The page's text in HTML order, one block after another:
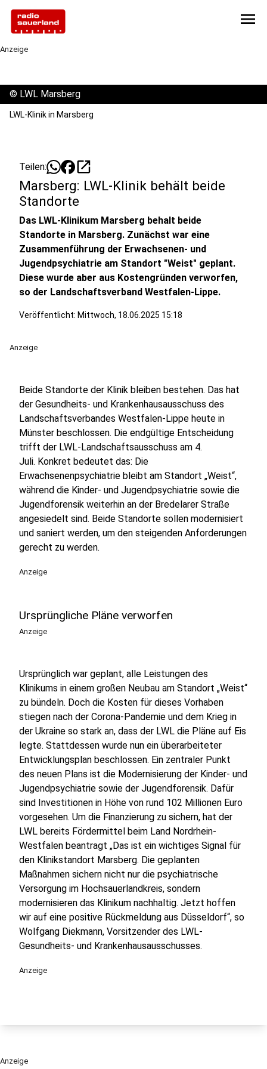
menu
Anzeige
© LWL Marsberg
LWL-Klinik in Marsberg
Teilen: open_in_new
Marsberg: LWL-Klinik behält beide
Standorte
Das LWL-Klinikum Marsberg behalt beide
Standorte in Marsberg. Zunächst war eine
Zusammenführung der Erwachsenen- und
Jugendpsychiatrie am Standort "Weist" geplant.
Diese wurde aber aus Kostengründen verworfen,
so der Landschaftsverband Westfalen-Lippe.
Veröffentlicht: Mittwoch, 18.06.2025 15:18
Anzeige
Beide Standorte der Klinik bleiben bestehen. Das hat
der Gesundheits- und Krankenhausausschuss des
Landschaftsverbandes Westfalen-Lippe heute in
Münster beschlossen. Die endgültige Entscheidung
trifft der LWL-Landschaftsausschuss am 4.
Juli. Konkret bedeutet das: Die
Erwachsenenpsychiatrie bleibt am Standort „Weist“,
während die Kinder- und Jugendpsychiatrie sowie die
Jugendforensik weiterhin an der Bredelarer Straße
angesiedelt sind. Beide Standorte sollen modernisiert
und saniert werden, um den steigenden Anforderungen
gerecht zu werden.
Anzeige
Ursprüngliche Pläne verworfen
Anzeige
Ursprünglich war geplant, alle Leistungen des
Klinikums in einem großen Neubau am Standort „Weist“
zu bündeln. Doch die Kosten für dieses Vorhaben
stiegen nach der Corona-Pandemie und dem Krieg in
der Ukraine so stark an, dass der LWL die Pläne auf Eis
legte. Stattdessen wurde nun ein überarbeiteter
Entwicklungsplan beschlossen. Ein zentraler Punkt
des neuen Plans ist die Modernisierung der Kinder- und
Jugendpsychiatrie sowie der Jugendforensik. Dafür
sind Investitionen in Höhe von rund 102 Millionen Euro
vorgesehen. Um die Finanzierung zu sichern, hat der
LWL bereits Fördermittel beim Land Nordrhein-
Westfalen beantragt „Das ist ein wichtiges Signal für
den Klinikstandort Marsberg. Die geplanten
Maßnahmen sichern nicht nur die psychiatrische
Versorgung im Hochsauerlandkreis, sondern
modernisieren das Klinikum nachhaltig. Jetzt hoffen
wir auf eine positive Rückmeldung aus Düsseldorf“, so
Wolfgang Diekmann, Vorsitzender des LWL-
Gesundheits- und Krankenhausausschusses.
Anzeige
Anzeige